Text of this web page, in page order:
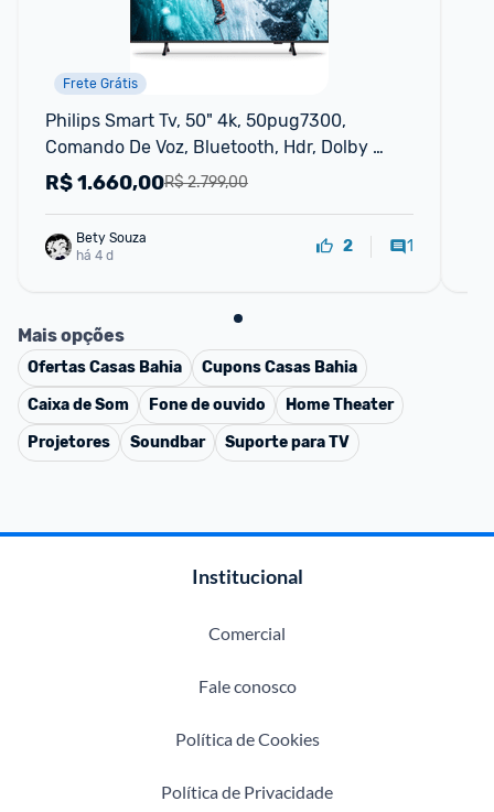
Frete Grátis
Philips Smart Tv, 50" 4k, 50pug7300,
Comando De Voz, Bluetooth, Hdr, Dolby
Atmos, Hdmi, Usb, Wi-fi
R$ 2.799,00
R$1.660,00
Bety Souza
há 4 d
2 1
Mais opções
OfertasCasas Bahia CuponsCasas Bahia
Caixa de Som
Fone de ouvido
Home Theater
Projetores
Soundbar Suporte para TV
Institucional
Comercial
Fale conosco
Política de Cookies
Política de Privacidade